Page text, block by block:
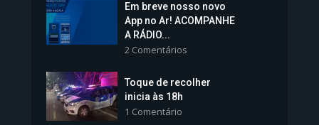
Vice-Prefeita Sheila Lemos
tomará posse nesta...
1.101 Modos de exibição
Em breve nosso novo
App no Ar! ACOMPANHE
A RÁDIO...
2 Comentários
Toque de recolher
inicia às 18h
1 Comentário